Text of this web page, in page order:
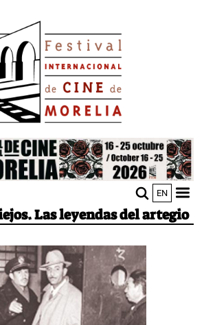
EN
menu
Las leyendas del artegio